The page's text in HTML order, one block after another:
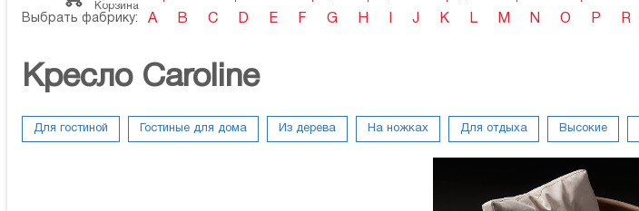
Корзина
Выбрать фабрику: A B C D E F G H J K L M N O P R
Кресло Caroline
Для гостиной Гостиные для дома Из дерева На ножках Для отдыха Высокие